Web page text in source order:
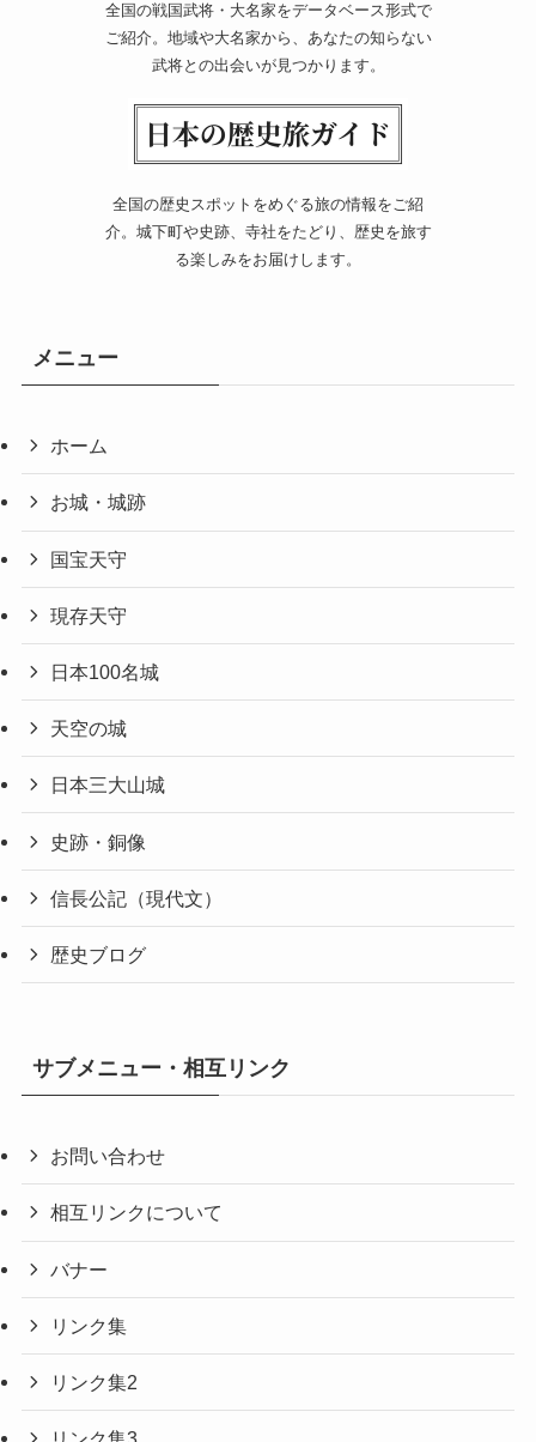
全国の戦国武将・大名家をデータベース形式で
ご紹介。地域や大名家から、あなたの知らない
武将との出会いが見つかります。
全国の歴史スポットをめぐる旅の情報をご紹
介。城下町や史跡、寺社をたどり、歴史を旅す
る楽しみをお届けします。
メニュー
ホーム
お城・城跡
国宝天守
現存天守
日本100名城
天空の城
日本三大山城
史跡・銅像
信長公記（現代文）
歴史ブログ
サブメニュー・相互リンク
お問い合わせ
相互リンクについて
バナー
リンク集
リンク集2